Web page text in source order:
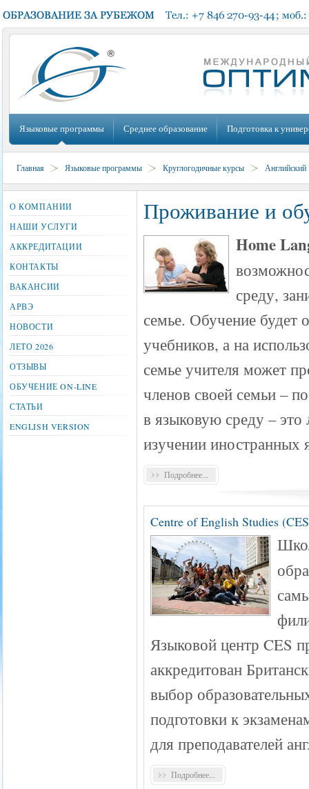
Языковые программы Среднее образование Подготовка к
Главная Языковые программы Круглогодичные курсы Английский
Проживание и
Home
среду,
семье. Обучение будет
учебников, а на
семье учителя может
членов своей семьи –
в языковую среду – это
изучении иностранных
Подробнее...
Centre of English Studies
Языковой центр CES
аккредитован
выбор
подготовки к
для преподавателей
Подробнее...
О КОМПАНИИ
НАШИ УСЛУГИ
АККРЕДИТАЦИИ
КОНТАКТЫ
ВАКАНСИИ
АРВЭ
НОВОСТИ
ЛЕТО 2026
ОТЗЫВЫ
ОБУЧЕНИЕ ON-LINE
СТАТЬИ
ENGLISH VERSION